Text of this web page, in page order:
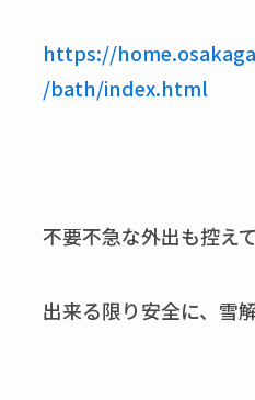
https://
/bath/index.html
不要不急な外出も控えて
出来る限り安全に、雪